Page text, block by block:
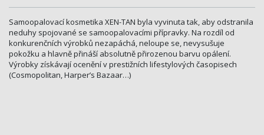
Samoopalovací kosmetika XEN-TAN byla vyvinuta tak, aby odstranila
neduhy spojované se samoopalovacími přípravky. Na rozdíl od
konkurenčních výrobků nezapáchá, neloupe se, nevysušuje
pokožku a hlavně přináší absolutně přirozenou barvu opálení.
Výrobky získávají ocenění v prestižních lifestylových časopisech
(Cosmopolitan, Harper’s Bazaar…)